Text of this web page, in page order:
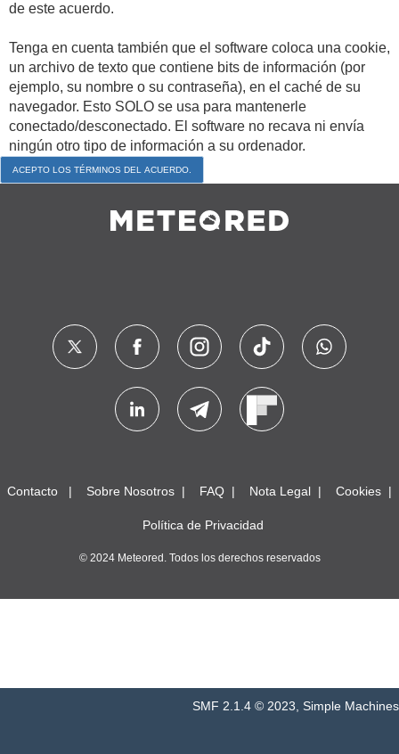
de este acuerdo.
Tenga en cuenta también que el software coloca una cookie,
un archivo de texto que contiene bits de información (por
ejemplo, su nombre o su contraseña), en el caché de su
navegador. Esto SOLO se usa para mantenerle
conectado/desconectado. El software no recava ni envía
ningún otro tipo de información a su ordenador.
Contacto Sobre Nosotros FAQ Nota Legal Cookies
Política de Privacidad
© 2024 Meteored. Todos los derechos reservados
SMF 2.1.4 © 2023 Simple Machines